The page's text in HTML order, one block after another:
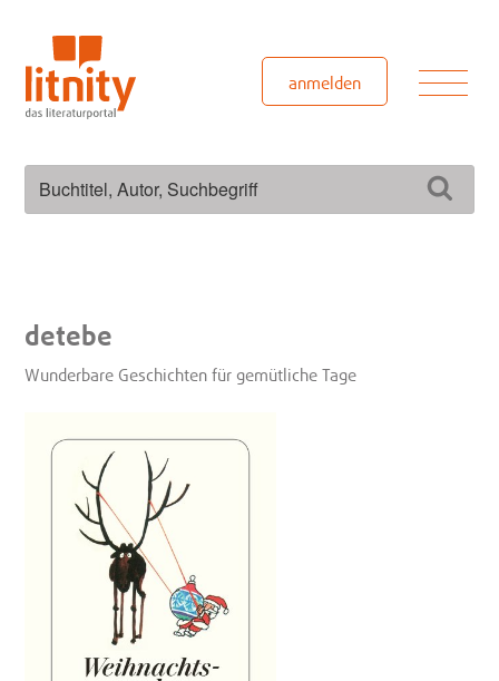
springen
anmelden
detebe
Wunderbare Geschichten für gemütliche Tage